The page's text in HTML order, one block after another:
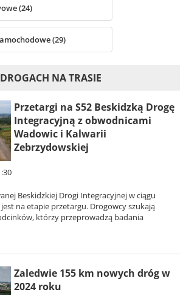
(24)
(29)
NA TRASIE
Przetargi na S52 Beskidzką Drogę
Integracyjną z obwodnicami
Wadowic i Kalwarii
Zebrzydowskiej
Beskidzkiej Drogi Integracyjnej w ciągu
na etapie przetargu. Drogowcy szukają
którzy przeprowadzą badania
Zaledwie 155 km nowych dróg w
2024 roku